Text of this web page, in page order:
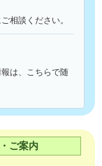
相談ください。
は、こちらで随
ご案内